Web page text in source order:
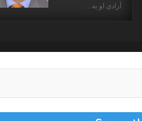
آزادی او به…